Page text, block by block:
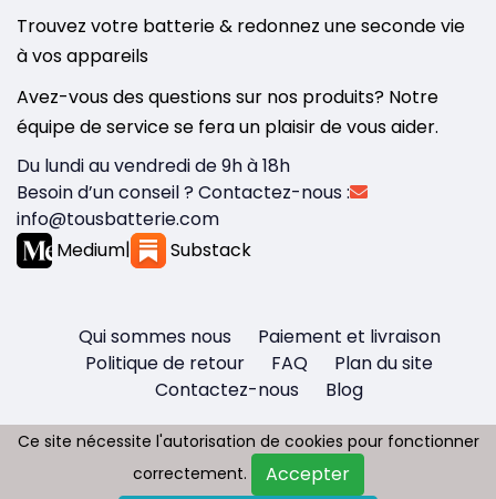
Trouvez votre batterie & redonnez une seconde vie
à vos appareils
Avez-vous des questions sur nos produits? Notre
équipe de service se fera un plaisir de vous aider.
Du lundi au vendredi de 9h à 18h
Besoin d’un conseil ? Contactez-nous :
info@tousbatterie.com
Medium| Substack
Qui sommes nous
Paiement et livraison
Politique de retour
FAQ
Plan du site
Contactez-nous
Blog
Copyright © 2026 - Tous droit réservés
Ce site nécessite l'autorisation de cookies pour fonctionner
correctement.
Accepter
Ce site nécessite l'autorisation de cookies pour fonctionner
correctement.
Accepter